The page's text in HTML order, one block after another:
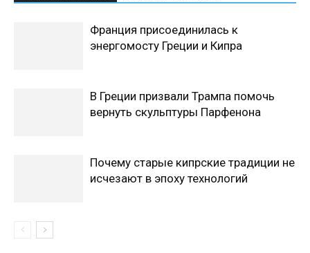
Франция присоединилась к
энергомосту Греции и Кипра
В Греции призвали Трампа помочь
вернуть скульптуры Парфенона
Почему старые кипрские традиции не
исчезают в эпоху технологий